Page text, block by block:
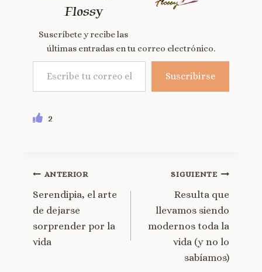
Flossy
Suscríbete y recibe las
últimas entradas en tu correo electrónico.
Suscribirse
2
ANTERIOR
Serendipia, el arte
de dejarse
sorprender por la
vida
SIGUIENTE
Resulta que
llevamos siendo
modernos toda la
vida (y no lo
sabíamos)